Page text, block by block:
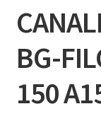
BG-
150